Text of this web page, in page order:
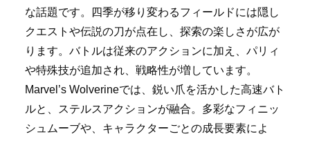
な話題です。四季が移り変わるフィールドには隠し
クエストや伝説の刀が点在し、探索の楽しさが広が
ります。バトルは従来のアクションに加え、パリィ
や特殊技が追加され、戦略性が増しています。
Marvel’s Wolverineでは、鋭い爪を活かした高速バト
ルと、ステルスアクションが融合。多彩なフィニッ
シュムーブや、キャラクターごとの成長要素によ